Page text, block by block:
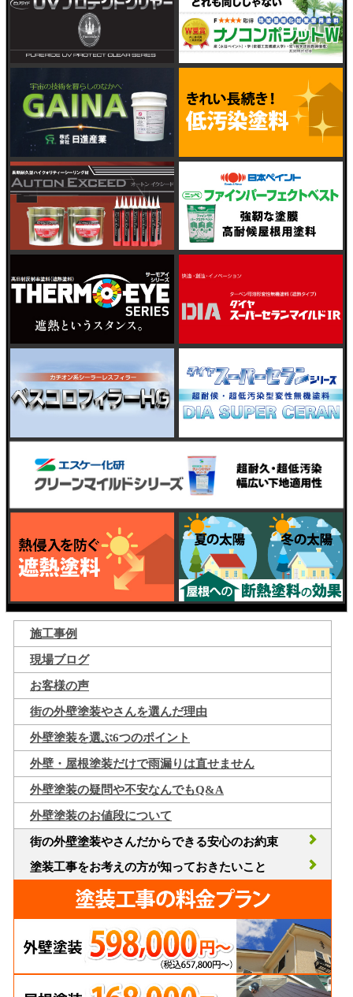
施工事例
現場ブログ
お客様の声
街の外壁塗装やさんを選んだ理由
外壁塗装を選ぶ6つのポイント
外壁・屋根塗装だけで雨漏りは直せません
外壁塗装の疑問や不安なんでもQ&A
外壁塗装のお値段について
街の外壁塗装やさんだからできる安心のお約束
塗装工事をお考えの方が知っておきたいこと